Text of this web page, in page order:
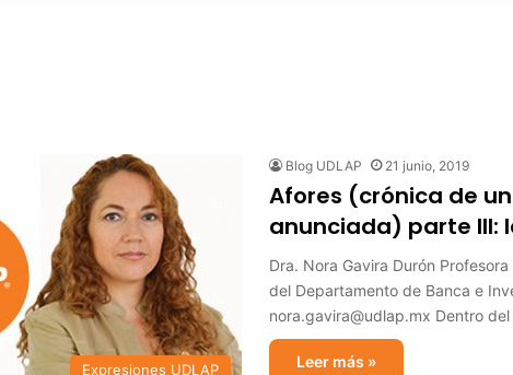
Expresiones UDLAP
Blog UDLAP 21 junio, 2019
Afores (crónica de
anunciada) parte III:
Dra. Nora Gavira Durón
del Departamento de Banca e
nora.gavira@udlap.mx Dentro
Leer más »